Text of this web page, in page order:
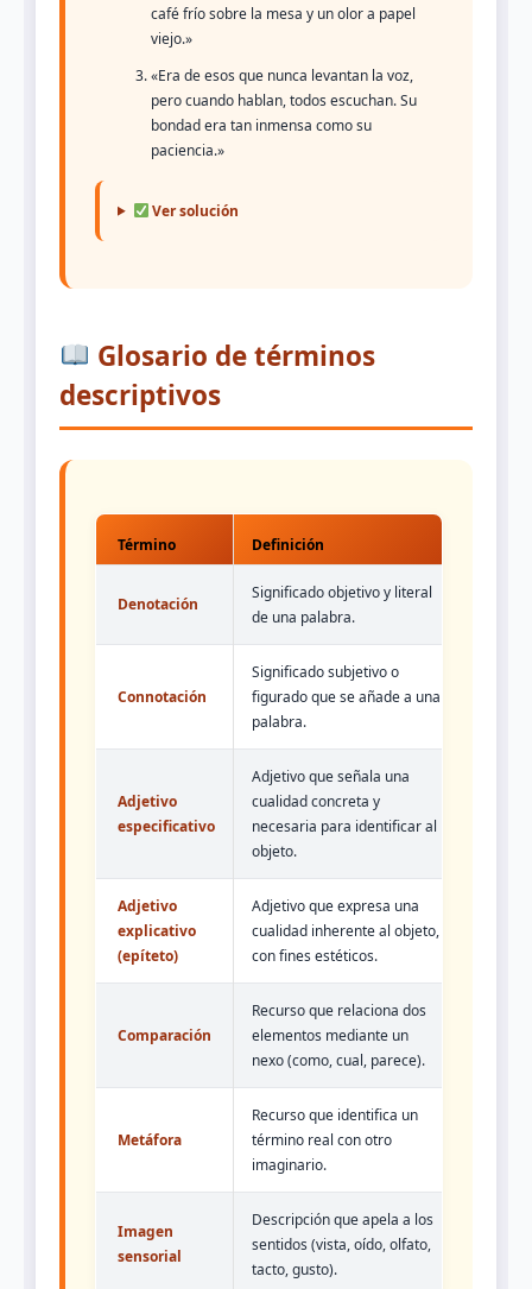
café frío sobre la mesa y un olor a papel
viejo.»
«Era de esos que nunca levantan la voz,
pero cuando hablan, todos escuchan. Su
bondad era tan inmensa como su
paciencia.»
Ver solución
Glosario de términos
descriptivos
Término Definición
Denotación
Significado objetivo y literal
de una palabra.
Connotación
Significado subjetivo o
figurado que se añade a una
palabra.
Adjetivo
especificativo
Adjetivo que señala una
cualidad concreta y
necesaria para identificar al
objeto.
Adjetivo
explicativo
(epíteto)
Adjetivo que expresa una
cualidad inherente al objeto,
con fines estéticos.
Comparación
Recurso que relaciona dos
elementos mediante un
nexo (como, cual, parece).
Metáfora
Recurso que identifica un
término real con otro
imaginario.
Imagen
sensorial
Descripción que apela a los
sentidos (vista, oído, olfato,
tacto, gusto).